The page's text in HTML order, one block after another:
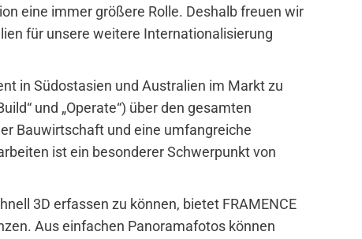
eine immer größere Rolle. Deshalb freuen wir
für unsere weitere Internationalisierung
in Südostasien und Australien im Markt zu
und „Operate“) über den gesamten
Bauwirtschaft und eine umfangreiche
ist ein besonderer Schwerpunkt von
3D erfassen zu können, bietet FRAMENCE
Aus einfachen Panoramafotos können